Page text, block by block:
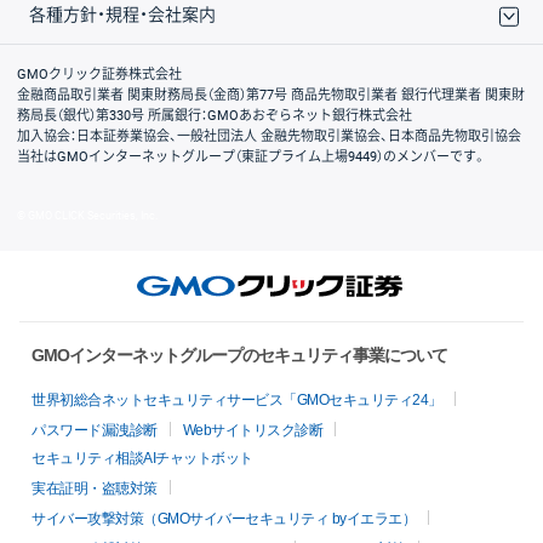
各種方針・規程・会社案内
取引規程・約款
サイトマップ
その他のご案内
個人情報保護方針
最良執行方針
サイトのご利用について
ディスクレイマー
信託保全
リスク説明
会社案内
GMOクリック証券株式会社
金融商品取引業者 関東財務局長（金商）第77号 商品先物取引業者 銀行代理業者 関東財
務局長（銀代）第330号 所属銀行：GMOあおぞらネット銀行株式会社
加入協会：日本証券業協会、一般社団法人 金融先物取引業協会、日本商品先物取引協会
当社はGMOインターネットグループ（東証プライム上場9449）のメンバーです。
GMOインターネットグループのセキュリティ事業について
世界初総合ネットセキュリティサービス「GMOセキュリティ24」
パスワード漏洩診断
Webサイトリスク診断
セキュリティ相談AIチャットボット
実在証明・盗聴対策
サイバー攻撃対策（GMOサイバーセキュリティ byイエラエ）